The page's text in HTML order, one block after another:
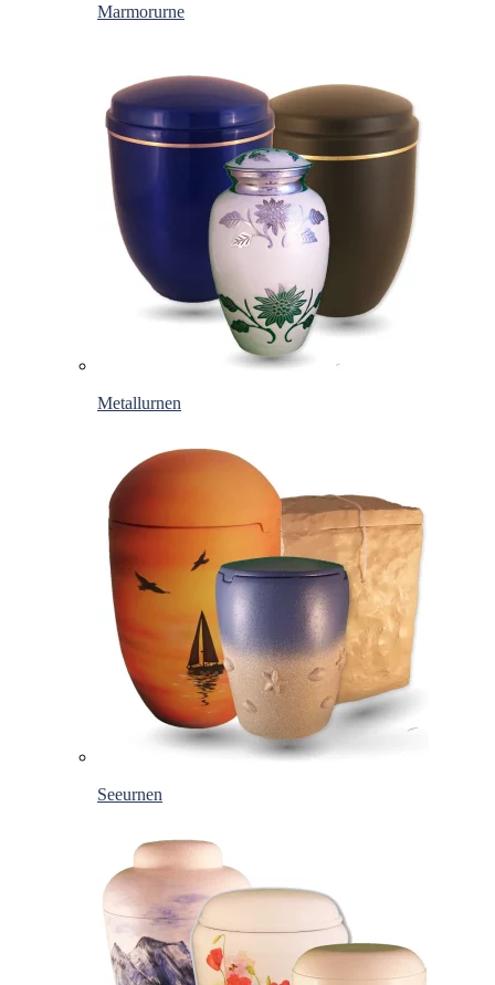
Marmorurne
Metallurnen
Seeurnen